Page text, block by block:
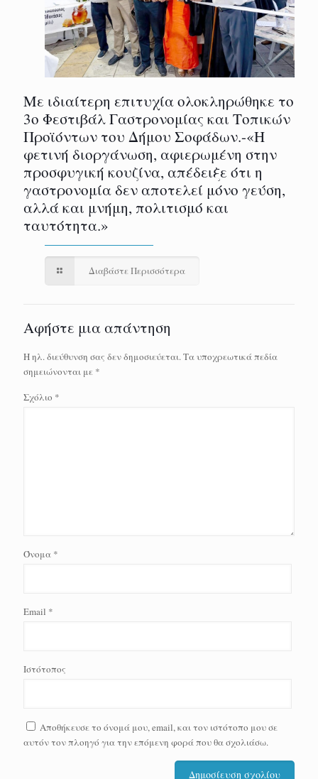
Με ιδιαίτερη επιτυχία ολοκληρώθηκε το
3ο Φεστιβάλ Γαστρονομίας και Τοπικών
Προϊόντων του Δήμου Σοφάδων.-«Η
φετινή διοργάνωση, αφιερωμένη στην
προσφυγική κουζίνα, απέδειξε ότι η
γαστρονομία δεν αποτελεί μόνο γεύση,
αλλά και μνήμη, πολιτισμό και
ταυτότητα.»
Διαβάστε Περισσότερα
Αφήστε μια απάντηση
Η ηλ. διεύθυνση σας δεν δημοσιεύεται.Τα υποχρεωτικά πεδία
σημειώνονται με *
Σχόλιο *
Όνομα *
Email *
Ιστότοπος
Αποθήκευσε το όνομά μου, email, και τον ιστότοπο μου σε
αυτόν τον πλοηγό για την επόμενη φορά που θα σχολιάσω.